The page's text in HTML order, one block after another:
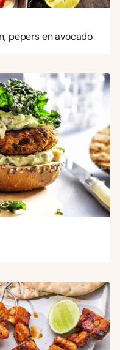
pepers en avocado